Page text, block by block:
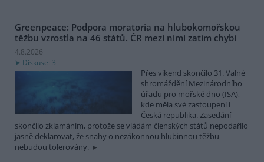
Greenpeace: Podpora moratoria na hlubokomořskou
těžbu vzrostla na 46 států. ČR mezi nimi zatím chybí
4.8.2026
Diskuse: 3
Přes víkend skončilo 31. Valné
shromáždění Mezinárodního
úřadu pro mořské dno (ISA),
kde měla své zastoupení i
Česká republika. Zasedání
skončilo zklamáním, protože se vládám členských států nepodařilo
jasně deklarovat, že snahy o nezákonnou hlubinnou těžbu
nebudou tolerovány.